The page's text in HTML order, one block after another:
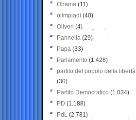
Obama (11)
olimpiadi (40)
Oliveri (4)
Pannella (29)
Papa (33)
Parlamento (1.428)
partito del popolo della libertà
(30)
Partito Democratico (1.034)
PD (1.188)
PdL (2.781)